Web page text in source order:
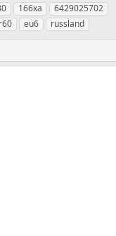
166xa
6429025702
eu6 russland